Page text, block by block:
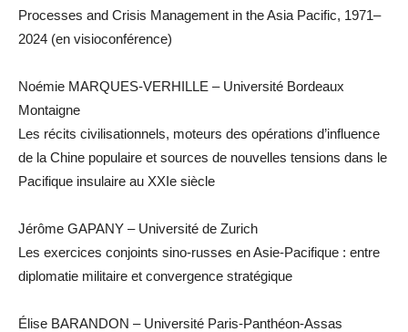
Processes and Crisis Management in the Asia Pacific, 1971–
2024 (en visioconférence)
Noémie MARQUES-VERHILLE – Université Bordeaux
Montaigne
Les récits civilisationnels, moteurs des opérations d’influence
de la Chine populaire et sources de nouvelles tensions dans le
Pacifique insulaire au XXIe siècle
Jérôme GAPANY – Université de Zurich
Les exercices conjoints sino-russes en Asie-Pacifique : entre
diplomatie militaire et convergence stratégique
Élise BARANDON – Université Paris-Panthéon-Assas